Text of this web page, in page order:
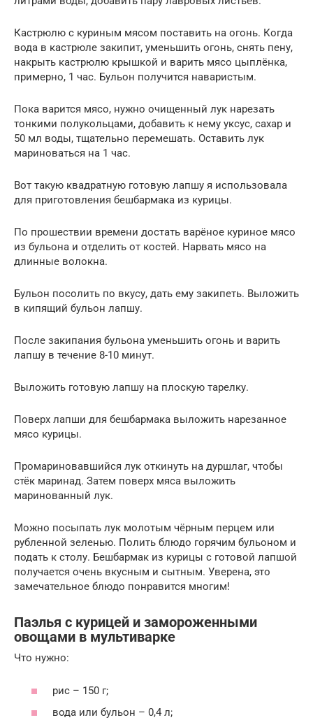
Кастрюлю с куриным мясом поставить на огонь. Когда
вода в кастрюле закипит, уменьшить огонь, снять пену,
накрыть кастрюлю крышкой и варить мясо цыплёнка,
примерно, 1 час. Бульон получится наваристым.
Пока варится мясо, нужно очищенный лук нарезать
тонкими полукольцами, добавить к нему уксус, сахар и
50 мл воды, тщательно перемешать. Оставить лук
мариноваться на 1 час.
Вот такую квадратную готовую лапшу я использовала
для приготовления бешбармака из курицы.
По прошествии времени достать варёное куриное мясо
из бульона и отделить от костей. Нарвать мясо на
длинные волокна.
Бульон посолить по вкусу, дать ему закипеть. Выложить
в кипящий бульон лапшу.
После закипания бульона уменьшить огонь и варить
лапшу в течение 8-10 минут.
Выложить готовую лапшу на плоскую тарелку.
Поверх лапши для бешбармака выложить нарезанное
мясо курицы.
Промариновавшийся лук откинуть на дуршлаг, чтобы
стёк маринад. Затем поверх мяса выложить
маринованный лук.
Можно посыпать лук молотым чёрным перцем или
рубленной зеленью. Полить блюдо горячим бульоном и
подать к столу. Бешбармак из курицы с готовой лапшой
получается очень вкусным и сытным. Уверена, это
замечательное блюдо понравится многим!
Паэлья с курицей и замороженными
овощами в мультиварке
Что нужно:
рис – 150 г;
вода или бульон – 0,4 л;